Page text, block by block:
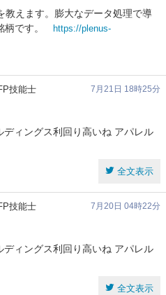
教えます。膨大なデータ処理で導
です。
https://plenus-
技能士 7月21日 18時25分
ィングス利回り高いね アパレル
全文表示
技能士 7月20日 04時22分
ィングス利回り高いね アパレル
全文表示